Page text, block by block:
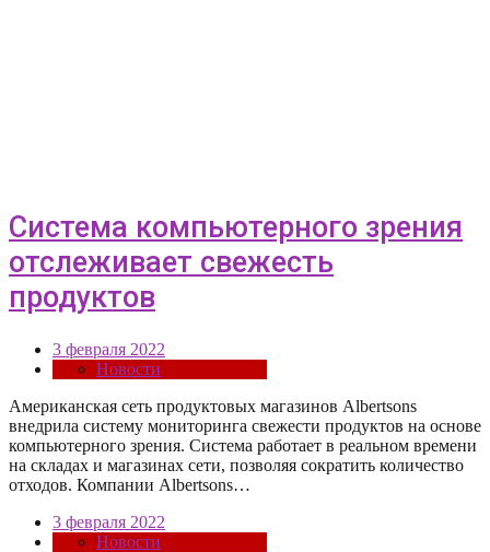
Система компьютерного зрения
отслеживает свежесть
продуктов
3 февраля 2022
Новости
Американская сеть продуктовых магазинов Albertsons
внедрила систему мониторинга свежести продуктов на основе
компьютерного зрения. Система работает в реальном времени
на складах и магазинах сети, позволяя сократить количество
отходов. Компании Albertsons…
3 февраля 2022
Новости